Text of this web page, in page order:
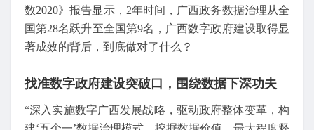
数2020》报告显示，2年时间，广西政务数据治理从全
国第28名跃升至全国第9名，广西数字政府建设取得显
著成效的背后，到底做对了什么？
找准数字政府建设突破口，围绕数据下深功夫
“深入实施数字广西发展战略，驱动政府整体变革，构